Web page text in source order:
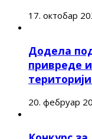
17. октобар
Додела
привреде
20. фебруар